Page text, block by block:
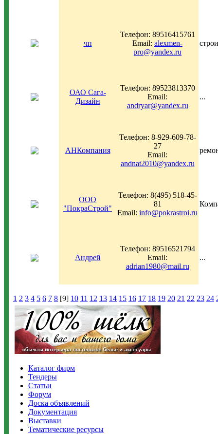
чп
Телефон: 89516415761
Email: alexmen-
pro@yandex.ru
ОАО Сага-
Дизайн
Телефон: 89523813370
Email:
andryar@yandex.ru
...
АНКомпания
Телефон: 8-929-609-78-
27
Email:
andnat2010@yandex.ru
ООО
"ПокраСтрой"
Телефон: 8(495) 518-45-
81
Email: info@pokrastroi.ru
Андрей
Телефон: 89516521794
Email:
adrian1980@mail.ru
...
1 2 3 4 5 6 7 8 [9] 10 11 12 13 14 15 16 17 18 19 20 21 22 23 24
Каталог фирм
Тендеры
Статьи
Форум
Доска объявлений
Документация
Выставки
Тематические ресурсы